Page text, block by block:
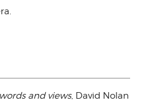
and views, David Nolan